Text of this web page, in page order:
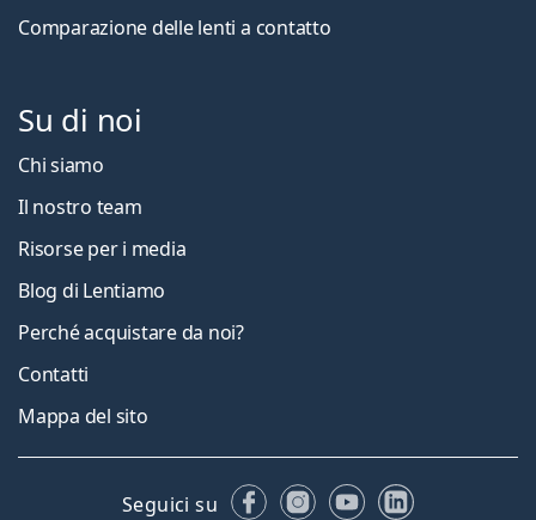
Comparazione delle lenti a contatto
Su di noi
Chi siamo
Il nostro team
Risorse per i media
Blog di Lentiamo
Perché acquistare da noi?
Contatti
Mappa del sito
Seguici su FacebookInstagram
YouTubeLinkedIn